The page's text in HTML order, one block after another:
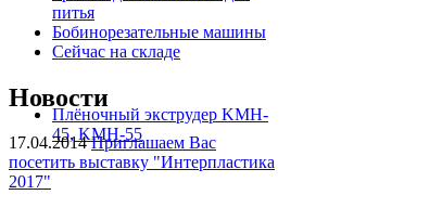
Плёночный экструдер KMH-
45, KMH-55
питья
Бобинорезательные машины
Сейчас на складе
Новости
17.04.2014 Приглашаем Вас
посетить выставку "Интерпластика
2017"